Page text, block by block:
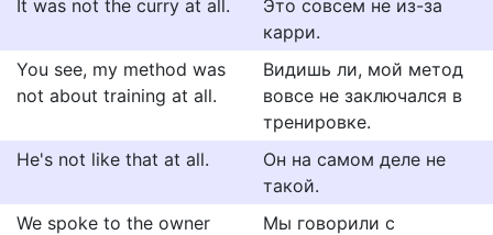
It was not the curry at all.
Это совсем не из-за
карри.
You see, my method was
not about training at all.
Видишь ли, мой метод
вовсе не заключался в
тренировке.
He's not like that at all.
Он на самом деле не
такой.
We spoke to the owner
Мы говорили с